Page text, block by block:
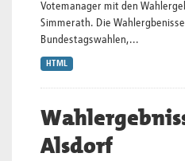
Votemanager mit den
Simmerath. Die
Bundestagswahlen,...
HTML
Alsdorf